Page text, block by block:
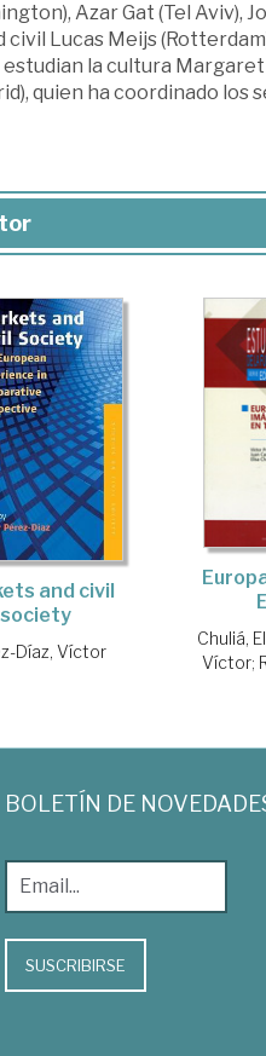
Azar Gat (Tel Aviv),
civil Lucas Meijs
la cultura
quien ha coordinado los
and civil
society
Díaz, Víctor
Chuliá,
Víctor;
BOLETÍN DE
SUSCRIBIRSE